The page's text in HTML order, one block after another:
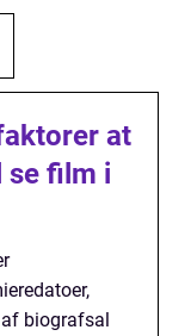
at
se film i
biografsal